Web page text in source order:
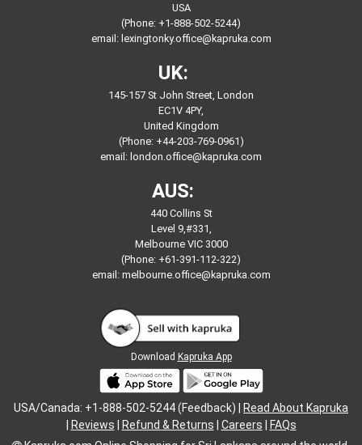
USA
(Phone: +1-888-502-5244)
email: lexingtonky.office@kapruka.com
UK:
145-157 St John Street, London
EC1V 4PY,
United Kingdom
(Phone: +44-203-769-0961)
email: london.office@kapruka.com
AUS:
440 Collins St
Level 9,#331,
Melbourne VIC 3000
(Phone: +61-391-112-322)
email: melbourne.office@kapruka.com
Download Kapruka App
USA/Canada: +1-888-502-5244 (Feedback) |
Read About Kapruka
Reviews Refund & Returns Careers
FAQs